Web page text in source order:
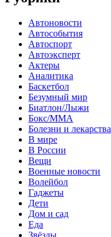
Автоновости
Автособытия
Автоспорт
Автоэксперт
Актеры
Аналитика
Баскетбол
Безумный мир
Биатлон/Лыжи
Бокс/MMA
Болезни и лекарства
В мире
В России
Вещи
Военные новости
Волейбол
Гаджеты
Дети
Дом и сад
Еда
Звёзды